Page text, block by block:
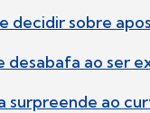
decidir sobre
desabafa ao ser
surpreende ao